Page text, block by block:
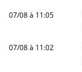
07/08 à 11:05
07/08 à 11:02